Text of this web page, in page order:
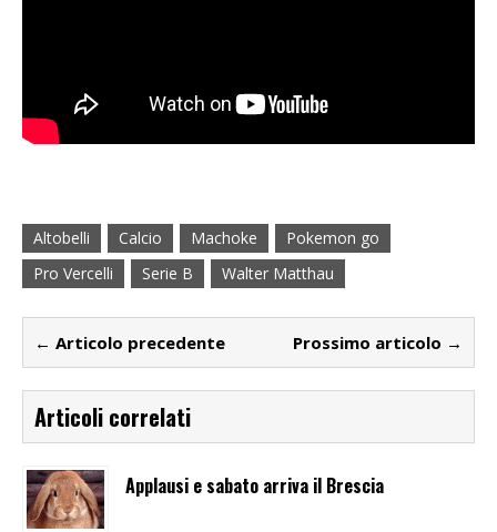
Altobelli Calcio Machoke
Pokemon go
Pro Vercelli
Serie B Walter Matthau
← Articolo precedente Prossimo articolo →
Articoli correlati
Applausi e sabato arriva il Brescia